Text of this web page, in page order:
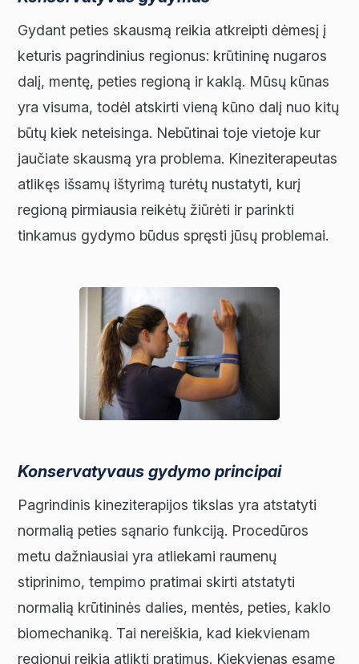
Gydant peties skausmą reikia atkreipti dėmesį į
keturis pagrindinius regionus: krūtininę nugaros
dalį, mentę, peties regioną ir kaklą. Mūsų kūnas
yra visuma, todėl atskirti vieną kūno dalį nuo kitų
būtų kiek neteisinga. Nebūtinai toje vietoje kur
jaučiate skausmą yra problema. Kineziterapeutas
atlikęs išsamų ištyrimą turėtų nustatyti, kurį
regioną pirmiausia reikėtų žiūrėti ir parinkti
tinkamus gydymo būdus spręsti jūsų problemai.
Konservatyvaus gydymo principai
Pagrindinis kineziterapijos tikslas yra atstatyti
normalią peties sąnario funkciją. Procedūros
metu dažniausiai yra atliekami raumenų
stiprinimo, tempimo pratimai skirti atstatyti
normalią krūtininės dalies, mentės, peties, kaklo
biomechaniką. Tai nereiškia, kad kiekvienam
regionui reikia atlikti pratimus. Kiekvienas esame